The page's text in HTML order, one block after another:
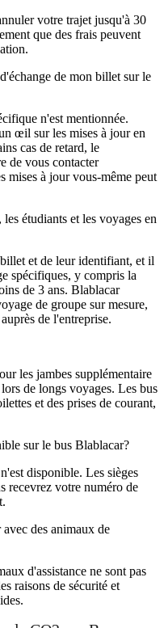
votre trajet jusqu'à 30
que des frais peuvent
de mon billet sur le
n'est mentionnée.
œil sur les mises à jour en
cas de retard, le
de vous contacter
mises à jour vous-même peut
étudiants et les voyages en
et de leur identifiant, et il
spécifiques, y compris la
de 3 ans. Blablacar
de groupe sur mesure,
de l'entreprise.
les jambes supplémentaire
de longs voyages. Les bus
et des prises de courant,
sur le bus Blablacar?
disponible. Les sièges
recevrez votre numéro de
des animaux de
d'assistance ne sont pas
raisons de sécurité et